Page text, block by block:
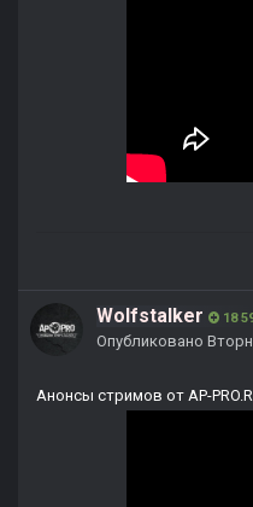
Wolfstalker 18
Опубликовано
Анонсы стримов от AP-